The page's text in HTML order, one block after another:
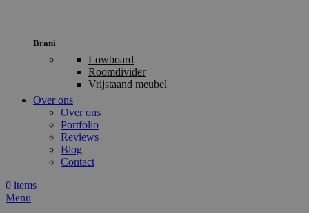
Brani
Lowboard
Roomdivider
Vrijstaand meubel
Over ons
Over ons
Portfolio
Reviews
Blog
Contact
0 items
Menu